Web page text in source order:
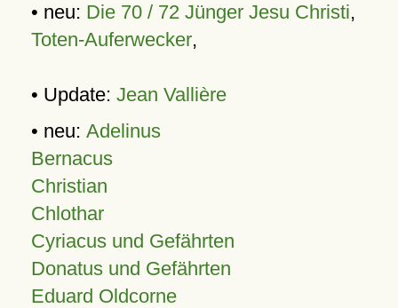
• neu: Die 70 / 72 Jünger Jesu Christi,
Toten-Auferwecker,
• Update: Jean Vallière
• neu: Adelinus
Bernacus
Christian
Chlothar
Cyriacus und Gefährten
Donatus und Gefährten
Eduard Oldcorne